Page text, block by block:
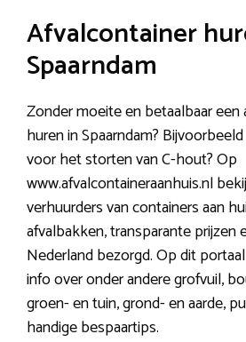
Afvalcontainer
Spaarndam
Zonder moeite en betaalbaar een
huren in Spaarndam?
voor het storten van C-hout? Op
www.afvalcontaineraanhuis.nl
verhuurders van containers aan
afvalbakken, transparante prijzen
Nederland bezorgd. Op dit
info over onder andere grofvuil,
groen- en tuin, grond- en aarde,
handige bespaartips.